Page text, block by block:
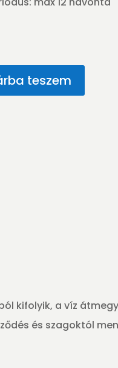
teszem
kifolyik, a víz
és szagoktól